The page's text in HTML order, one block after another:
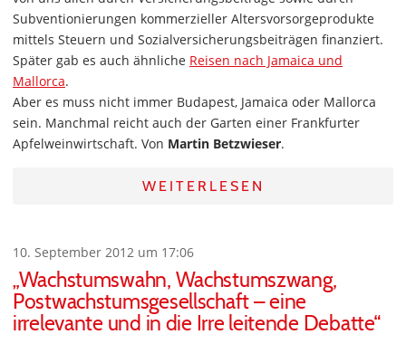
Subventionierungen kommerzieller Altersvorsorgeprodukte
mittels Steuern und Sozialversicherungsbeiträgen finanziert.
Später gab es auch ähnliche Reisen nach Jamaica und
Mallorca.
Aber es muss nicht immer Budapest, Jamaica oder Mallorca
sein. Manchmal reicht auch der Garten einer Frankfurter
Apfelweinwirtschaft. Von Martin Betzwieser.
WEITERLESEN
10. September 2012 um 17:06
„Wachstumswahn, Wachstumszwang,
Postwachstumsgesellschaft – eine
irrelevante und in die Irre leitende Debatte“